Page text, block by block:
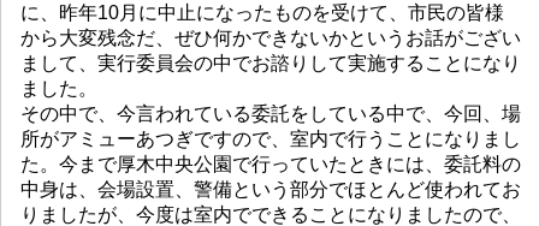
に、昨年10月に中止になったものを受けて、市民の皆様
から大変残念だ、ぜひ何かできないかというお話がござい
まして、実行委員会の中でお諮りして実施することになり
ました。
その中で、今言われている委託をしている中で、今回、場
所がアミューあつぎですので、室内で行うことになりまし
た。今まで厚木中央公園で行っていたときには、委託料の
中身は、会場設置、警備という部分でほとんど使われてお
りましたが、今度は室内でできることになりましたので、